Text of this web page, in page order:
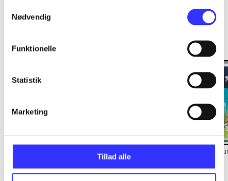
Nødvendig
Funktionelle
Statistik
Marketing
Tillad alle
Lego Ninjago - shadow
Lego Star wars - the